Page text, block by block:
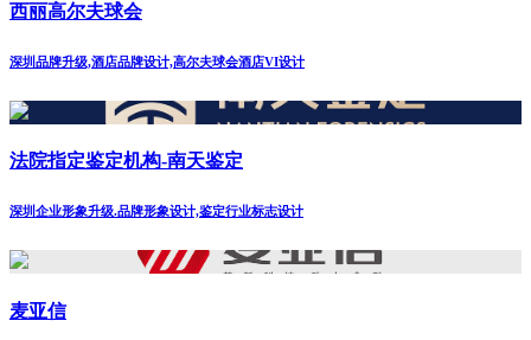
西丽高尔夫球会
深圳品牌升级,酒店品牌设计,高尔夫球会酒店VI设计
法院指定鉴定机构-南天鉴定
深圳企业形象升级.品牌形象设计,鉴定行业标志设计
麦亚信